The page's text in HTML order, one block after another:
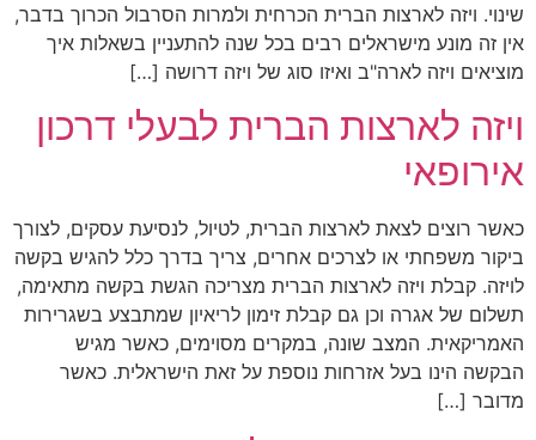
שינוי. ויזה לארצות הברית הכרחית ולמרות הסרבול הכרוך בדבר,
אין זה מונע מישראלים רבים בכל שנה להתעניין בשאלות איך
מוציאים ויזה לארה"ב ואיזו סוג של ויזה דרושה […]
ויזה לארצות הברית לבעלי דרכון
אירופאי
כאשר רוצים לצאת לארצות הברית, לטיול, לנסיעת עסקים, לצורך
ביקור משפחתי או לצרכים אחרים, צריך בדרך כלל להגיש בקשה
לויזה. קבלת ויזה לארצות הברית מצריכה הגשת בקשה מתאימה,
תשלום של אגרה וכן גם קבלת זימון לריאיון שמתבצע בשגרירות
האמריקאית. המצב שונה, במקרים מסוימים, כאשר מגיש
הבקשה הינו בעל אזרחות נוספת על זאת הישראלית. כאשר
מדובר […]